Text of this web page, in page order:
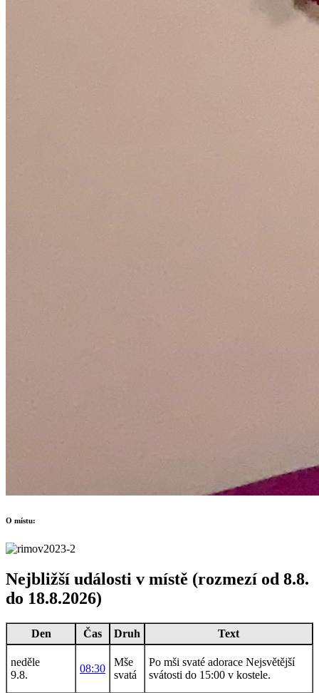
O místu:
Nejbližší události v místě (rozmezí od 8.8.
do 18.8.2026)
Den Čas Druh Text
neděle
9.8.
08:30
Mše
svatá
Po mši svaté adorace Nejsvětější
svátosti do 15:00 v kostele.